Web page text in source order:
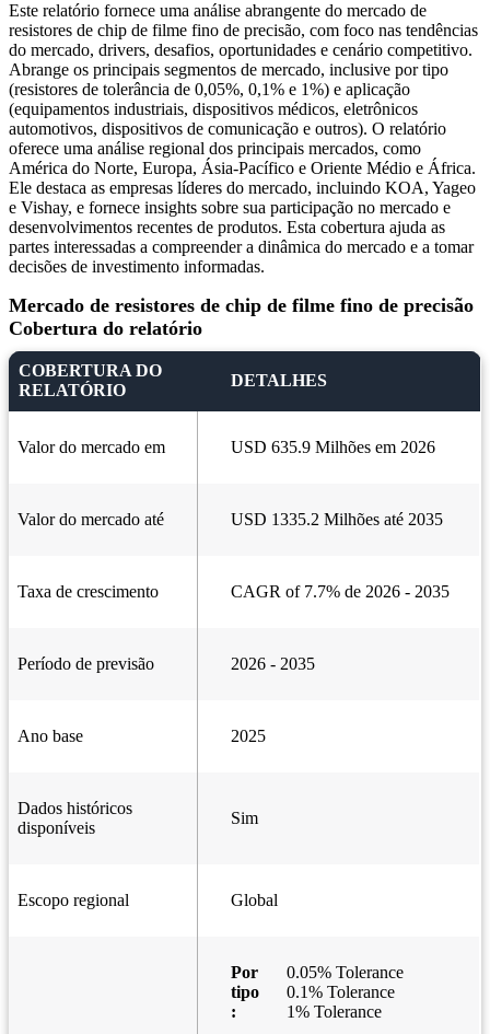
Este relatório fornece uma análise abrangente do mercado de
resistores de chip de filme fino de precisão, com foco nas tendências
do mercado, drivers, desafios, oportunidades e cenário competitivo.
Abrange os principais segmentos de mercado, inclusive por tipo
(resistores de tolerância de 0,05%, 0,1% e 1%) e aplicação
(equipamentos industriais, dispositivos médicos, eletrônicos
automotivos, dispositivos de comunicação e outros). O relatório
oferece uma análise regional dos principais mercados, como
América do Norte, Europa, Ásia-Pacífico e Oriente Médio e África.
Ele destaca as empresas líderes do mercado, incluindo KOA, Yageo
e Vishay, e fornece insights sobre sua participação no mercado e
desenvolvimentos recentes de produtos. Esta cobertura ajuda as
partes interessadas a compreender a dinâmica do mercado e a tomar
decisões de investimento informadas.
Mercado de resistores de chip de filme fino de precisão
Cobertura do relatório
COBERTURA DO
RELATÓRIO
DETALHES
Valor do mercado em USD 635.9 Milhões em 2026
Valor do mercado até USD 1335.2 Milhões até 2035
Taxa de crescimento CAGR of 7.7% de 2026 - 2035
Período de previsão 2026 - 2035
Ano base 2025
Dados históricos
disponíveis
Sim
Escopo regional Global
Por
tipo
:
0.05% Tolerance
0.1% Tolerance
1% Tolerance